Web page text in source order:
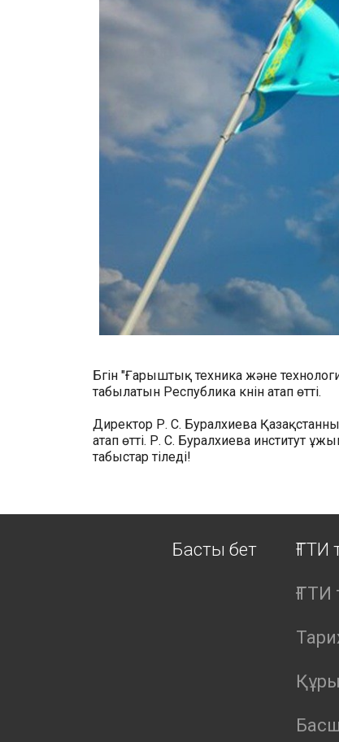
Бүгін "Ғарыштық техника және
табылатын Республика күнін атап өтті.
Директор Р. С. Буралхиева
атап өтті. Р. С. Буралхиева институт
табыстар тіледі!
Басты бет ҒТТИ
ҒТТИ